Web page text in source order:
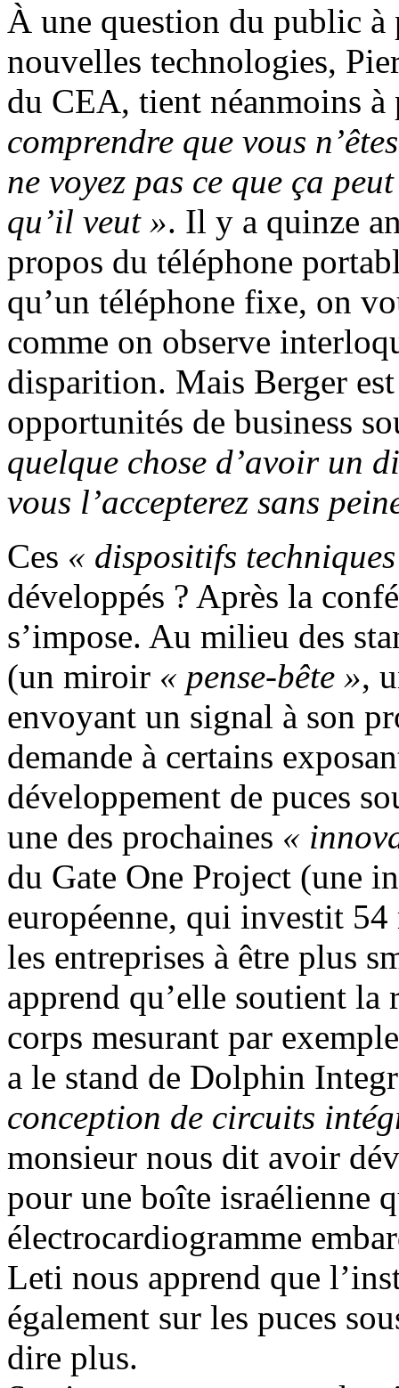
À une question du public à
nouvelles technologies,
du CEA, tient néanmoins
comprendre que vous
ne voyez pas ce que ça
qu’il veut ». Il y a quinze
propos du téléphone
qu’un téléphone fixe, on
comme on observe
disparition. Mais Berger
opportunités de business
quelque chose d’avoir un
vous l’accepterez sans
Ces « dispositifs
développés ? Après la
s’impose. Au milieu des
(un miroir « pense-bête »,
envoyant un signal à son
demande à certains
développement de puces
une des prochaines «
du Gate One Project (une
européenne, qui investit
les entreprises à être plus
apprend qu’elle soutient la
corps mesurant par
a le stand de Dolphin
conception de circuits
monsieur nous dit avoir
pour une boîte israélienne
électrocardiogramme
Leti nous apprend que
également sur les puces
dire plus.